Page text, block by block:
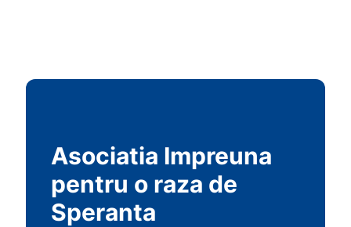
Asociatia Impreuna
pentru o raza de
Speranta